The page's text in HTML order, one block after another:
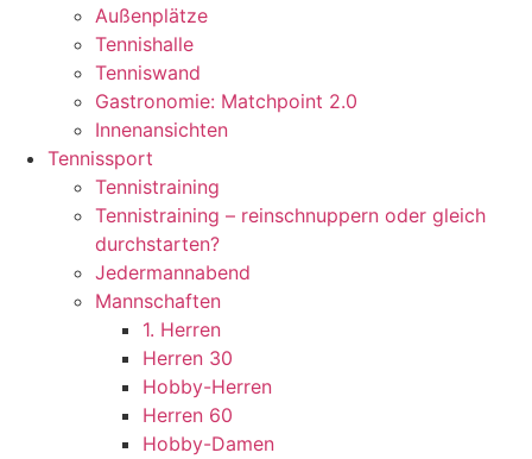
Außenplätze
Tennishalle
Tenniswand
Gastronomie: Matchpoint 2.0
Innenansichten
Tennissport
Tennistraining
Tennistraining – reinschnuppern oder gleich
durchstarten?
Jedermannabend
Mannschaften
1. Herren
Herren 30
Hobby-Herren
Herren 60
Hobby-Damen